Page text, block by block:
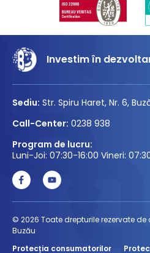
Investim în
Sediu: Str. Spiru Haret, Nr. 6,
Call-Center: 0238 938
Program de lucru:
Luni-Joi: 07:30-16:00 Vineri:
© 2026 Toate drepturile rezervate
Buzău
Protecția consumatorilor